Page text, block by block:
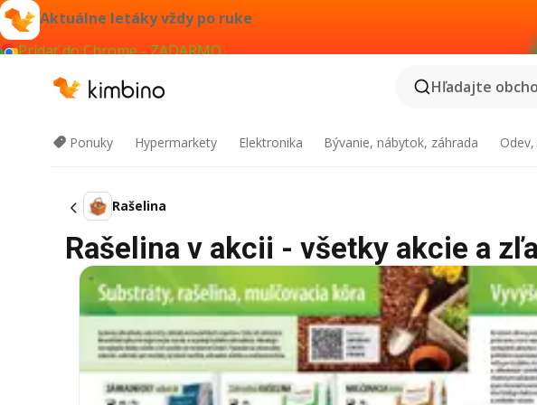
Aktuálne letáky vždy po ruke
Pridať do Chrome - ZADARMO
Hľadajte
Ponuky Hypermarkety Elektronika Bývanie, nábytok, záhrada
Rašelina
Rašelina v akcii - všetky akcie a